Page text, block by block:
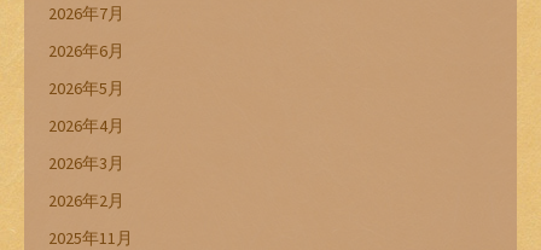
2026年7月
2026年6月
2026年5月
2026年4月
2026年3月
2026年2月
2025年11月